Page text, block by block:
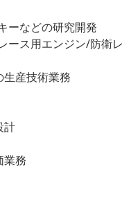
ーなどの研究開発
ース用エンジン/防衛
生産技術業務
計
業務